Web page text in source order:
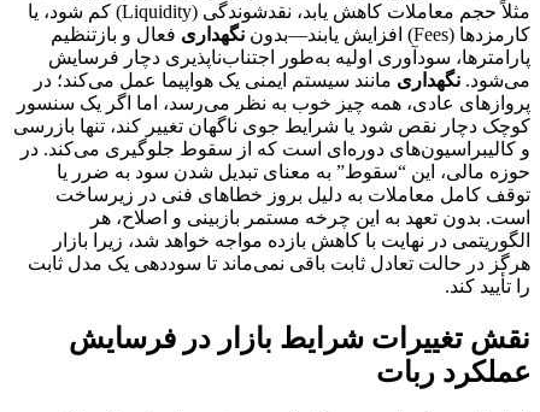
مثلاً حجم معاملات کاهش یابد، نقدشوندگی (Liquidity) کم شود، یا
کارمزدها (Fees) افزایش یابند—بدون
نگهداری فعال و بازتنظیم
پارامترها، سودآوری اولیه به‌طور اجتناب‌ناپذیری دچار فرسایش
می‌شود. نگهداری مانند سیستم ایمنی یک هواپیما عمل می‌کند؛ در
پروازهای عادی، همه چیز خوب به نظر می‌رسد، اما اگر یک سنسور
کوچک دچار نقص شود یا شرایط جوی ناگهان تغییر کند، تنها بازرسی
و کالیبراسیون‌های دوره‌ای است که از سقوط جلوگیری می‌کند. در
حوزه مالی، این “سقوط” به معنای تبدیل شدن سود به ضرر یا
توقف کامل معاملات به دلیل بروز خطاهای فنی در زیرساخت
است. بدون تعهد به این چرخه مستمر بازبینی و اصلاح، هر
الگوریتمی در نهایت با کاهش بازده مواجه خواهد شد، زیرا بازار
هرگز در حالت تعادل ثابت باقی نمی‌ماند تا سوددهی یک مدل ثابت
را تأیید کند.
نقش تغییرات شرایط بازار در فرسایش
عملکرد ربات